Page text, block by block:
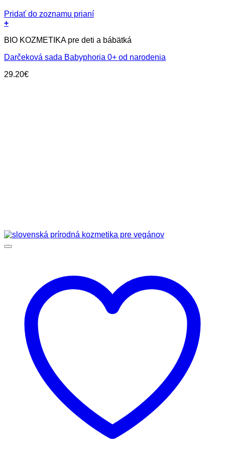
Pridať do zoznamu prianí
+
BIO KOZMETIKA pre deti a bábätká
Darčeková sada Babyphoria 0+ od narodenia
29.20€